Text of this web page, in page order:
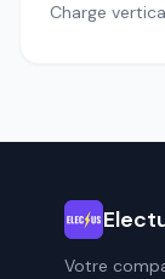
Charge
Votre